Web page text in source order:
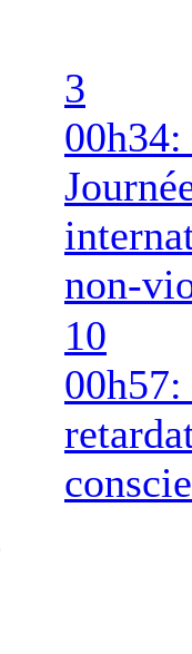
3
non-
10
00h57: